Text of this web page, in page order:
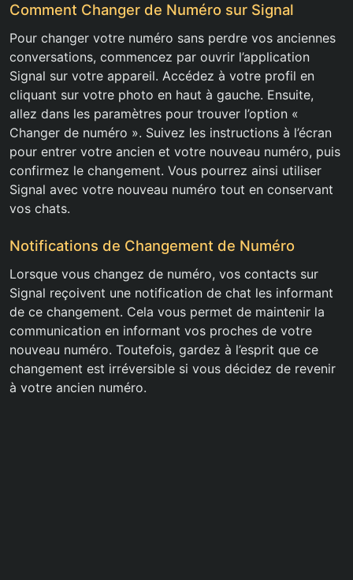
Comment Changer de Numéro sur Signal
Pour changer votre numéro sans perdre vos anciennes
conversations, commencez par ouvrir l’application
Signal sur votre appareil. Accédez à votre profil en
cliquant sur votre photo en haut à gauche. Ensuite,
allez dans les paramètres pour trouver l’option «
Changer de numéro ». Suivez les instructions à l’écran
pour entrer votre ancien et votre nouveau numéro, puis
confirmez le changement. Vous pourrez ainsi utiliser
Signal avec votre nouveau numéro tout en conservant
vos chats.
Notifications de Changement de Numéro
Lorsque vous changez de numéro, vos contacts sur
Signal reçoivent une notification de chat les informant
de ce changement. Cela vous permet de maintenir la
communication en informant vos proches de votre
nouveau numéro. Toutefois, gardez à l’esprit que ce
changement est irréversible si vous décidez de revenir
à votre ancien numéro.